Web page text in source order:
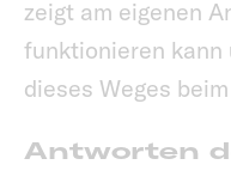
zeigt am eigenen
funktionieren kann
dieses Weges
Antworten